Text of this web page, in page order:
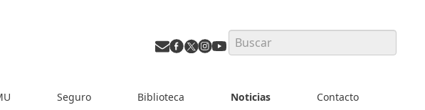
Search
Seguro Biblioteca Noticias Contacto